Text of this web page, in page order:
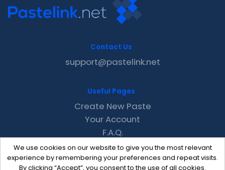
We use cookies on our website to give you the most relevant
experience by remembering your preferences and repeat visits.
By clicking “Accept”, you consent to the use of all cookies.
Contact Us
support@pastelink.net
Useful Pages
Create New Paste
Your Account
F.A.Q.
Recent
Contact